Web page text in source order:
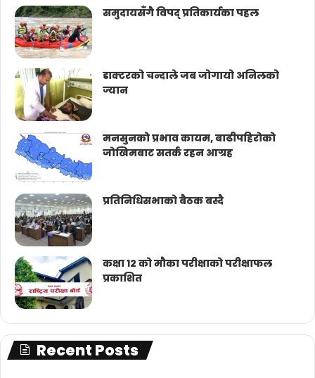
समुदायसँगै विपद् प्रतिकार्यका पहल
डाक्टरको चन्दाले जब जोगायो अनिलको
ज्यान
मनसुनको प्रभाव कायम, बाढीपहिरोको
जोखिमबाट सतर्क रहन आग्रह
प्रतिनिधिसभाको बैठक बस्दै
कक्षा १२ को मौका परीक्षाको परीक्षाफल
प्रकाशित
Recent Posts